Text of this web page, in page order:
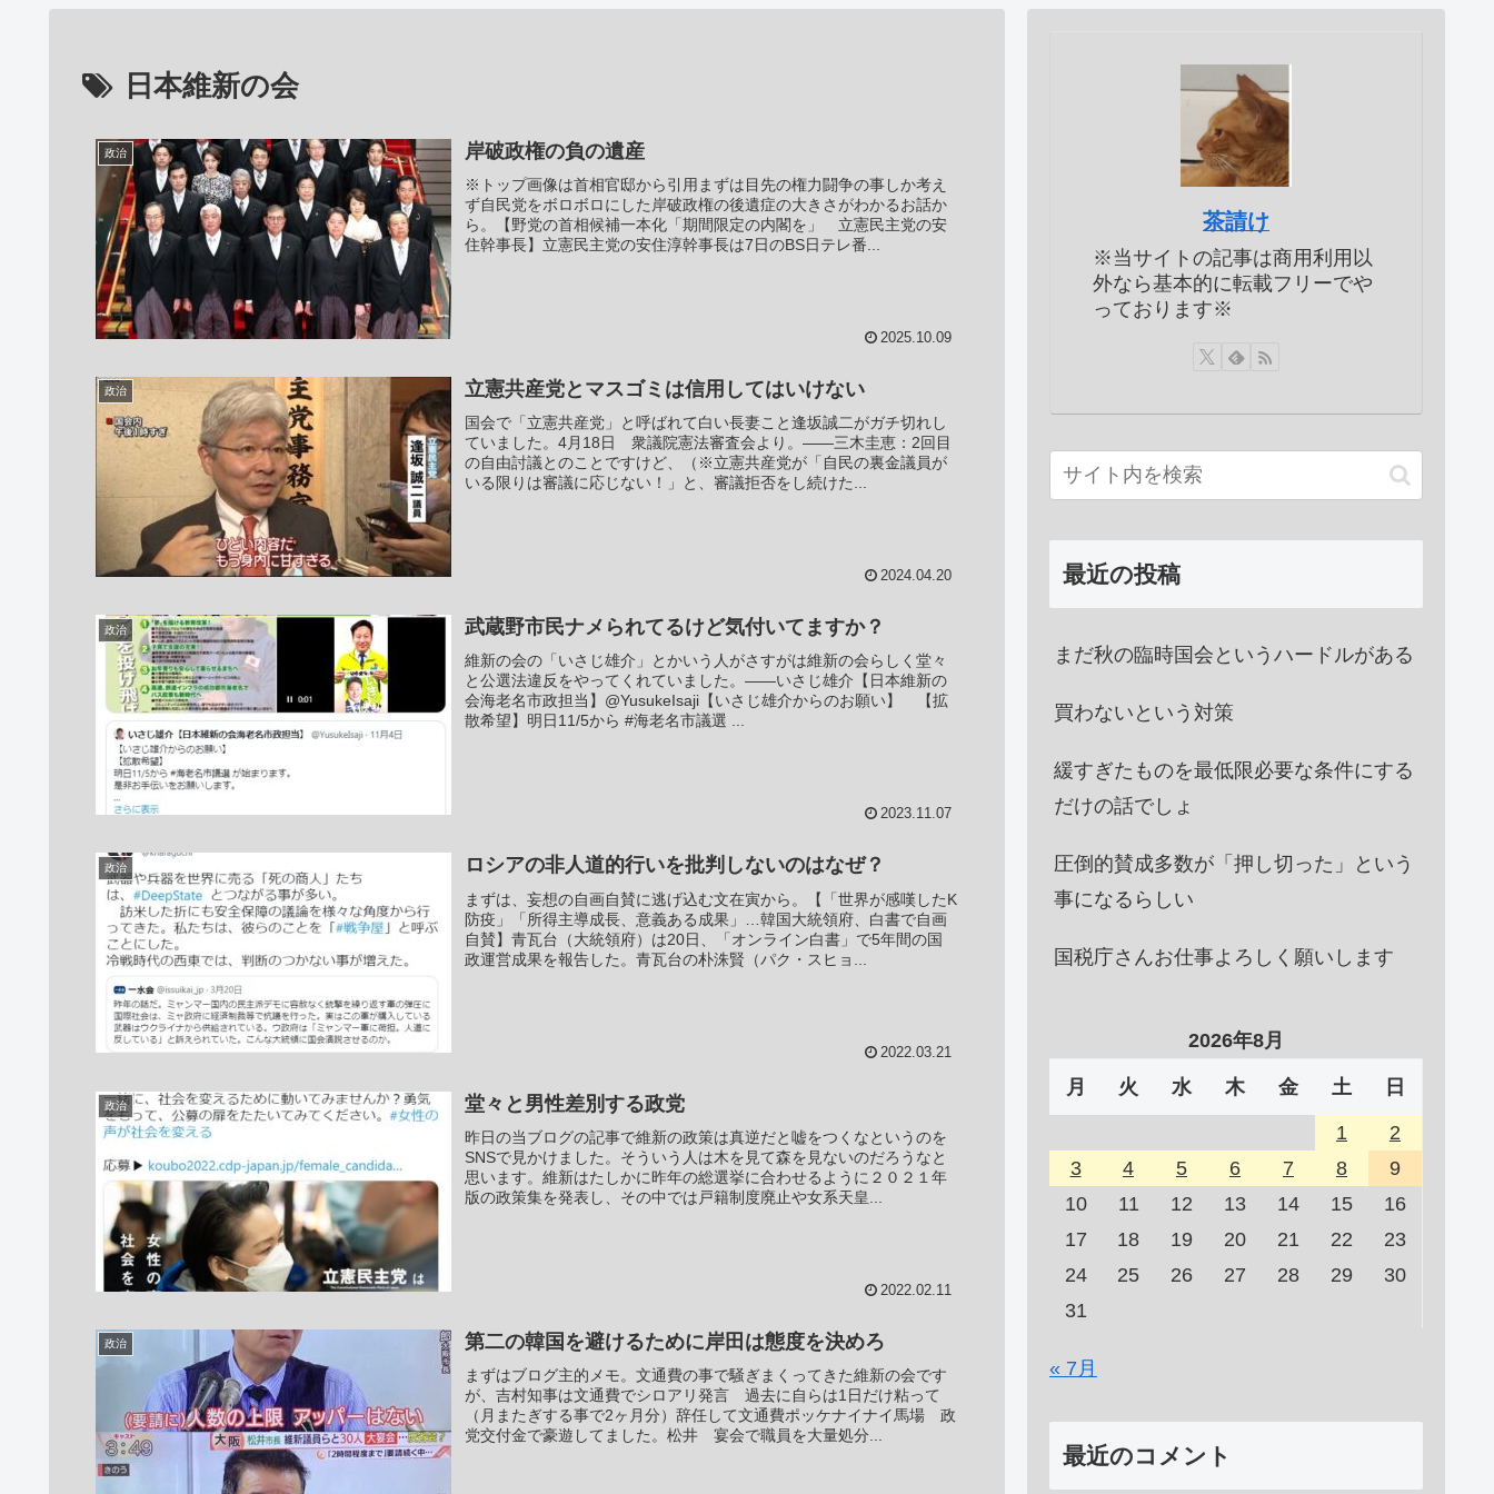
日本維新の会
政治 岸破政権の負の遺産
※トップ画像は首相官邸から引用まずは目先の権力闘争の事しか考え
ず自民党をボロボロにした岸破政権の後遺症の大きさがわかるお話か
ら。【野党の首相候補一本化「期間限定の内閣を」 立憲民主党の安
住幹事長】立憲民主党の安住淳幹事長は7日のBS日テレ番...
2025.10.09
政治 立憲共産党とマスゴミは信用してはいけない
国会で「立憲共産党」と呼ばれて白い長妻こと逢坂誠二がガチ切れし
ていました。4月18日 衆議院憲法審査会より。――三木圭恵：2回目
の自由討議とのことですけど、（※立憲共産党が「自民の裏金議員が
いる限りは審議に応じない！」と、審議拒否をし続けた...
2024.04.20
政治 武蔵野市民ナメられてるけど気付いてますか？
維新の会の「いさじ雄介」とかいう人がさすがは維新の会らしく堂々
と公選法違反をやってくれていました。――いさじ雄介【日本維新の
会海老名市政担当】@YusukeIsaji【いさじ雄介からのお願い】 【拡
散希望】明日11/5から #海老名市議選 ...
2023.11.07
政治 ロシアの非人道的行いを批判しないのはなぜ？
まずは、妄想の自画自賛に逃げ込む文在寅から。【「世界が感嘆したK
防疫」「所得主導成長、意義ある成果」…韓国大統領府、白書で自画
自賛】青瓦台（大統領府）は20日、「オンライン白書」で5年間の国
政運営成果を報告した。青瓦台の朴洙賢（パク・スヒョ...
2022.03.21
政治 堂々と男性差別する政党
昨日の当ブログの記事で維新の政策は真逆だと嘘をつくなというのを
SNSで見かけました。そういう人は木を見て森を見ないのだろうなと
思います。維新はたしかに昨年の総選挙に合わせるように２０２１年
版の政策集を発表し、その中では戸籍制度廃止や女系天皇...
2022.02.11
政治 第二の韓国を避けるために岸田は態度を決めろ
まずはブログ主的メモ。文通費の事で騒ぎまくってきた維新の会です
が、吉村知事は文通費でシロアリ発言 過去に自らは1日だけ粘って
（月またぎする事で2ヶ月分）辞任して文通費ポッケナイナイ馬場 政
党交付金で豪遊してました。松井 宴会で職員を大量処分...
茶請け
※当サイトの記事は商用利用以
外なら基本的に転載フリーでや
っております※
最近の投稿
まだ秋の臨時国会というハードルがある
買わないという対策
緩すぎたものを最低限必要な条件にする
だけの話でしょ
圧倒的賛成多数が「押し切った」という
事になるらしい
国税庁さんお仕事よろしく願いします
2026年8月
月 火 水 木 金 土 日
1
2
3
4 5 6 7 8
9
10
11 12 13 14 15
16
17
18 19 20 21 22
23
24
25 26 27 28 29
30
31
« 7月
最近のコメント